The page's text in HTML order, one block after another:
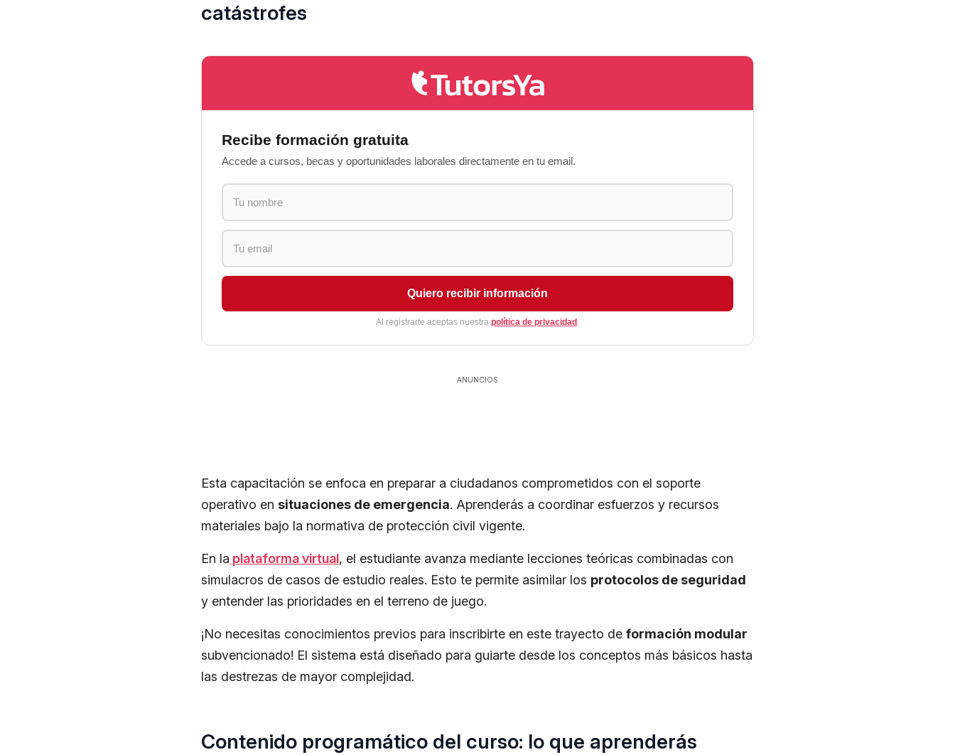
catástrofes
Recibe formación gratuita
Accede a cursos, becas y oportunidades laborales directamente en tu email.
Quiero recibir información
Al registrarte aceptas nuestra política de privacidad .
ANUNCIOS
Esta capacitación se enfoca en preparar a ciudadanos comprometidos con el soporte
operativo en situaciones de emergencia. Aprenderás a coordinar esfuerzos y recursos
materiales bajo la normativa de protección civil vigente.
En la plataforma virtual, el estudiante avanza mediante lecciones teóricas combinadas con
simulacros de casos de estudio reales. Esto te permite asimilar los protocolos de seguridad
y entender las prioridades en el terreno de juego.
¡No necesitas conocimientos previos para inscribirte en este trayecto de formación modular
subvencionado! El sistema está diseñado para guiarte desde los conceptos más básicos hasta
las destrezas de mayor complejidad.
Contenido programático del curso: lo que aprenderás